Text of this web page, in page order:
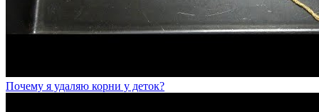
Почему я удаляю корни у деток?